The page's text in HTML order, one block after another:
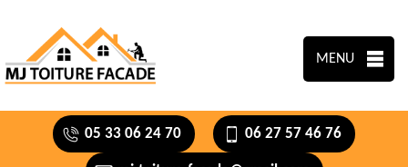
MENU
05 33 06 24 70 06 27 57 46 76